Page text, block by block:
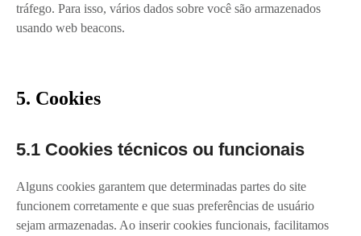
tráfego. Para isso, vários dados sobre você são armazenados
usando web beacons.
5. Cookies
5.1 Cookies técnicos ou funcionais
Alguns cookies garantem que determinadas partes do site
funcionem corretamente e que suas preferências de usuário
sejam armazenadas. Ao inserir cookies funcionais, facilitamos